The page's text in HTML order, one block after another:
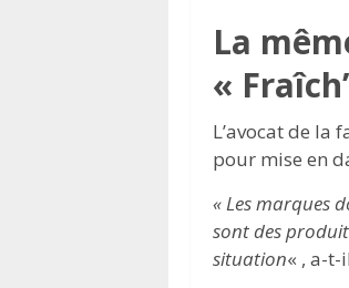
La
«
L’avocat de la
pour mise en
« Les marques
sont des
situation« , a-t-